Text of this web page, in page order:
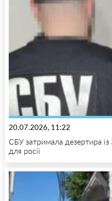
20.07.2026, 11:22
СБУ затримала дезертира
для росії